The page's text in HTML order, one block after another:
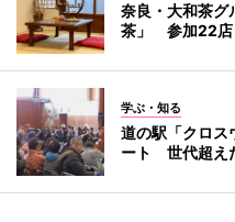
奈良・大和茶グ
茶」 参加22店
学ぶ・知る
道の駅「クロス
ート 世代超え